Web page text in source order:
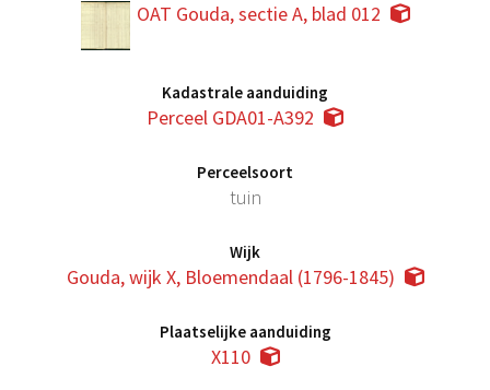
OAT Gouda, sectie A, blad 012
Kadastrale aanduiding
Perceel GDA01-A392
Perceelsoort
tuin
Wijk
Gouda, wijk X, Bloemendaal (1796-1845)
Plaatselijke aanduiding
X110